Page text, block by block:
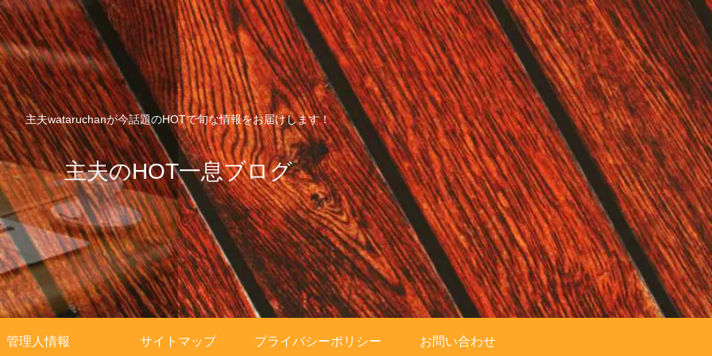
主夫wataruchanが今話題のHOTで旬な情報をお届けします！
主夫のHOT一息ブログ
管理人情報 サイトマップ プライバシーポリシー お問い合わせ